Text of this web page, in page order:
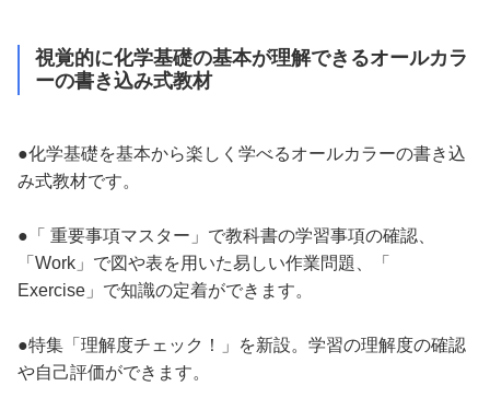
視覚的に化学基礎の基本が理解できるオールカラ
ーの書き込み式教材
●化学基礎を基本から楽しく学べるオールカラーの書き込
み式教材です。
●「 重要事項マスター」で教科書の学習事項の確認、
「Work」で図や表を用いた易しい作業問題、「
Exercise」で知識の定着ができます。
●特集「理解度チェック！」を新設。学習の理解度の確認
や自己評価ができます。